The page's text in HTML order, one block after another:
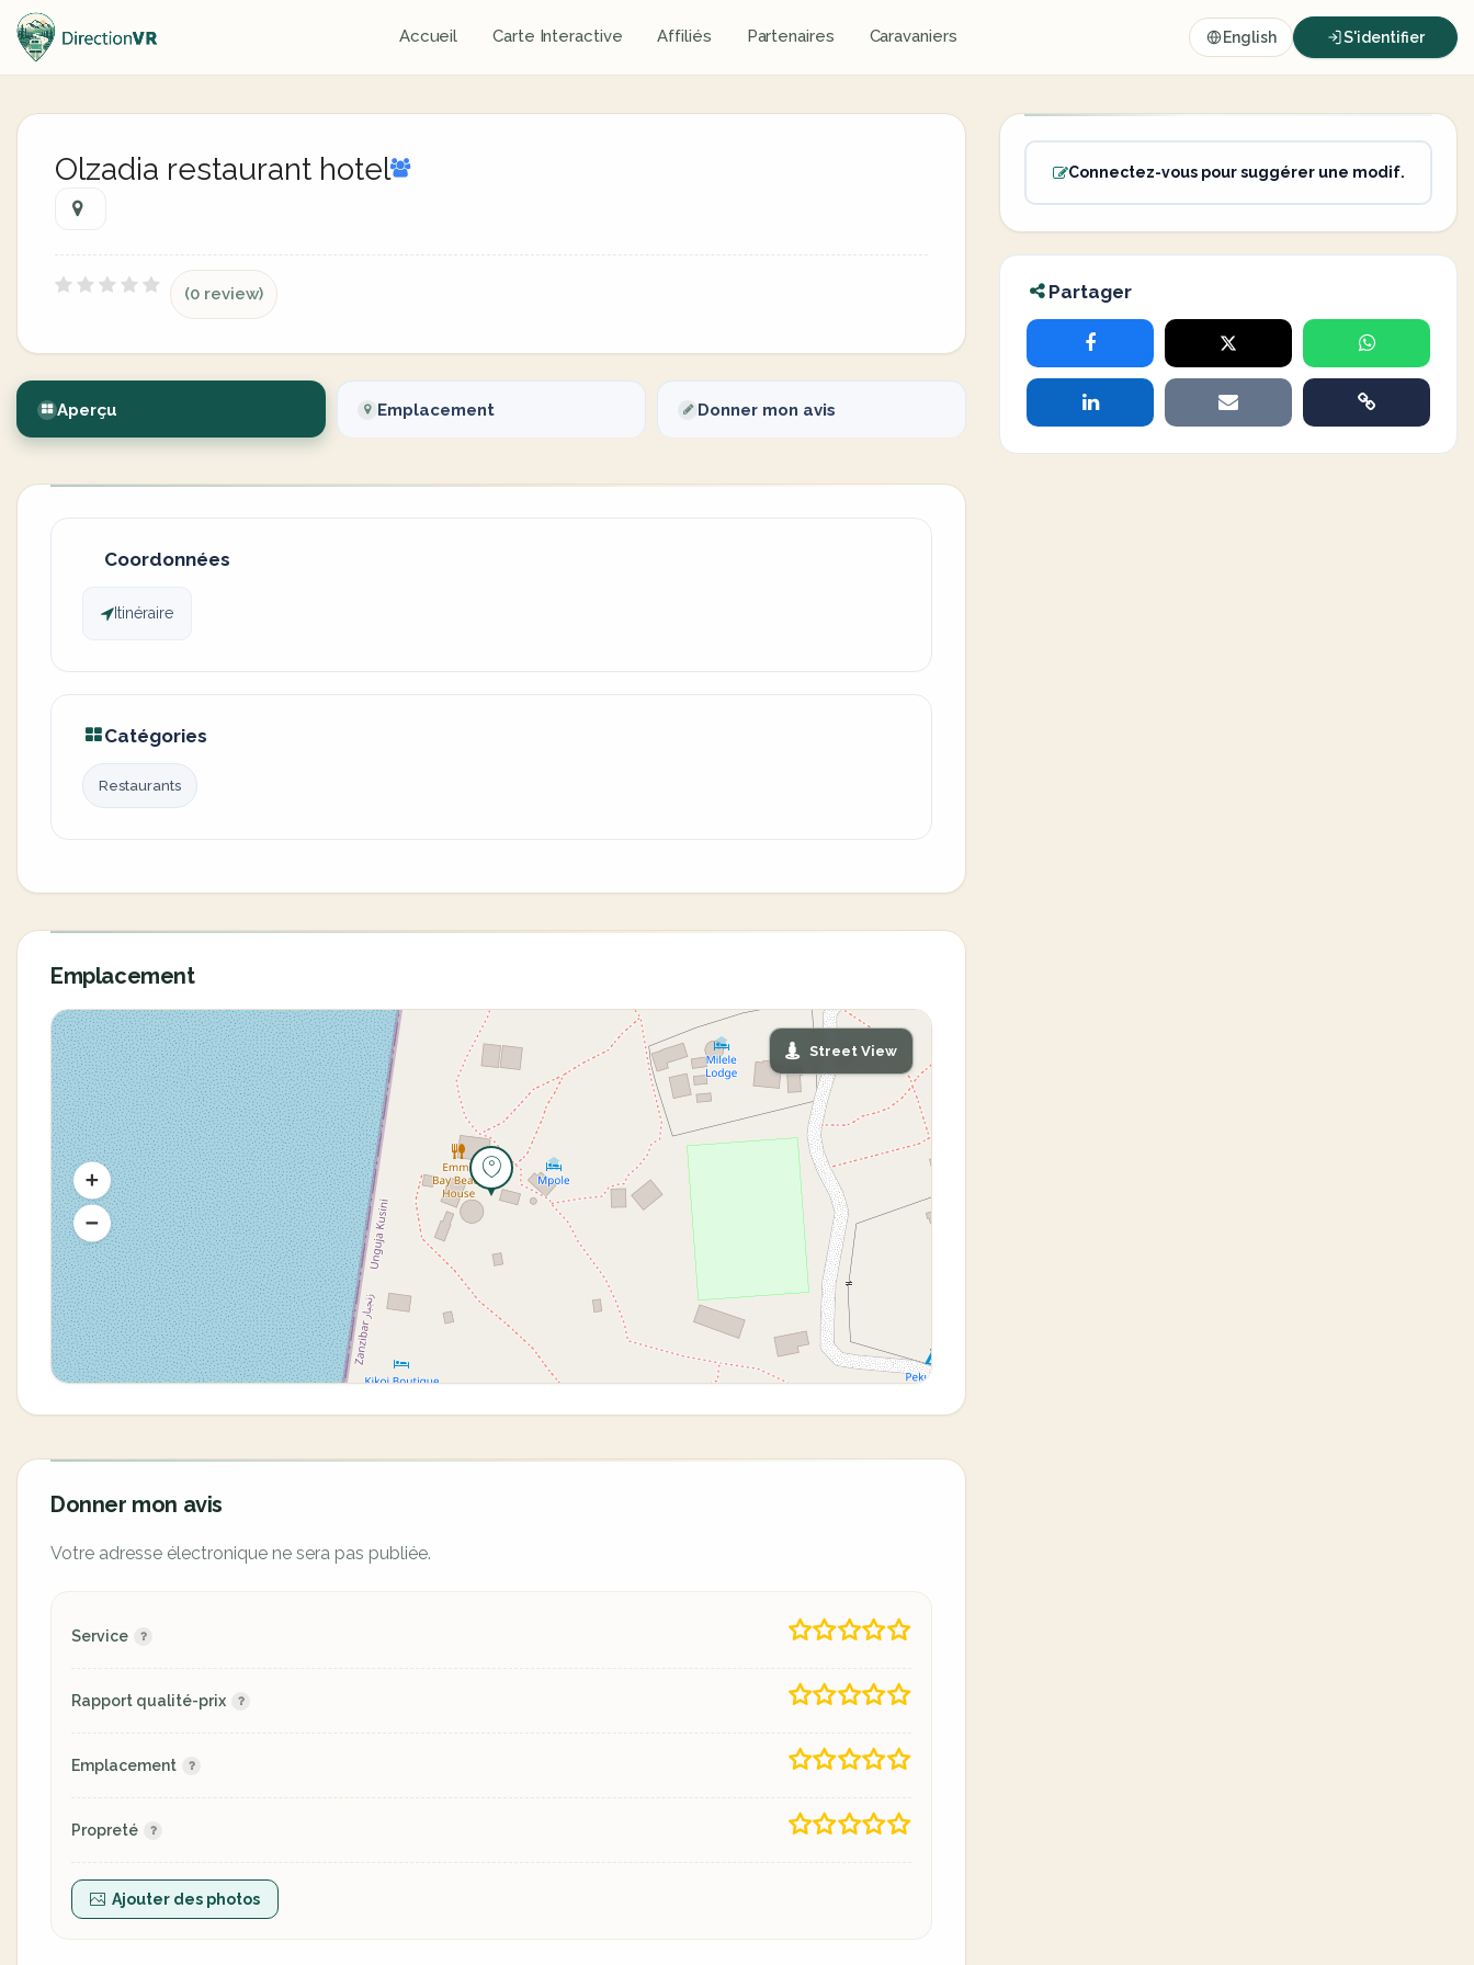
Accueil Carte Interactive Affiliés Partenaires Caravaniers English S'identifier
Olzadia restaurant hotel
(0 review)
Aperçu Emplacement Donner mon avis
Coordonnées
Itinéraire
Catégories
Restaurants
Emplacement
Street View
Donner mon avis
Votre adresse électronique ne sera pas publiée.
Service
Rapport qualité-prix
Emplacement
Propreté
Ajouter des photos
Connectez-vous pour suggérer une modif.
Partager